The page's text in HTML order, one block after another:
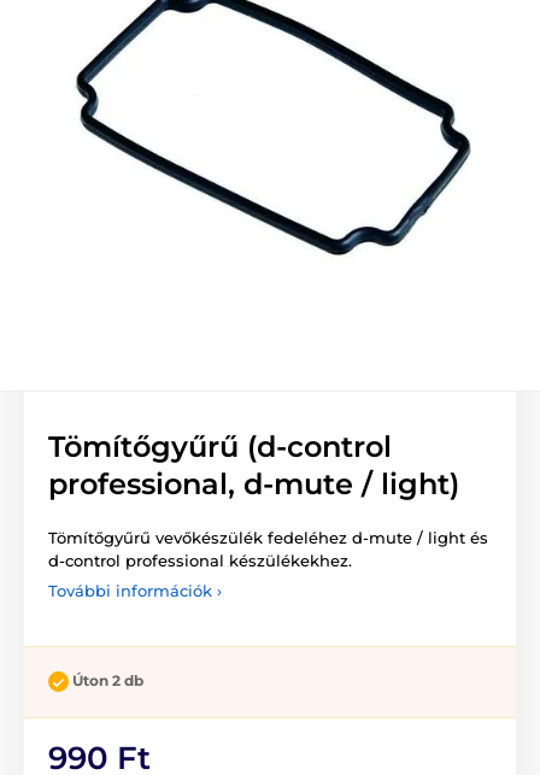
Tömítőgyűrű (d-control
professional, d-mute / light)
Tömítőgyűrű vevőkészülék fedeléhez d-mute / light és
d-control professional készülékekhez.
További információk ›
Úton 2 db
990 Ft